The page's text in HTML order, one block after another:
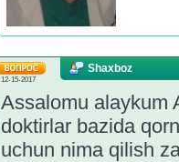
12-15-2017
Shaxboz
Assalomu alaykum
doktirlar bazida
uchun nima qilish